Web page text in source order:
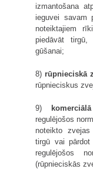
izmantošana
ieguvei savam
noteiktajiem
piedāvāt
gūšanai;
8) rūpnieciskā
rūpnieciskus
9)
regulējošos
noteikto
tirgū vai
regulējošos
(rūpnieciskās